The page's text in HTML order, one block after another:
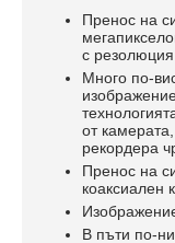
Пренос на
с
Много по-
от
рекордера
Пренос на
коаксиален
В пъти по-